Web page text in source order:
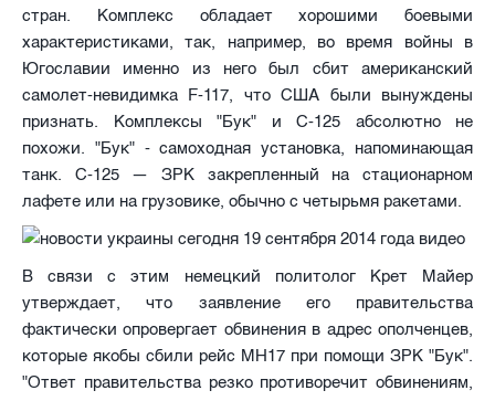
стран. Комплекс обладает хорошими боевыми
характеристиками, так, например, во время войны в
Югославии именно из него был сбит американский
самолет-невидимка F-117, что США были вынуждены
признать. Комплексы "Бук" и С-125 абсолютно не
похожи. "Бук" - самоходная установка, напоминающая
танк. С-125 — ЗРК закрепленный на стационарном
лафете или на грузовике, обычно с четырьмя ракетами.
В связи с этим немецкий политолог Крет Майер
утверждает, что заявление его правительства
фактически опровергает обвинения в адрес ополченцев,
которые якобы сбили рейс МН17 при помощи ЗРК "Бук".
"Ответ правительства резко противоречит обвинениям,